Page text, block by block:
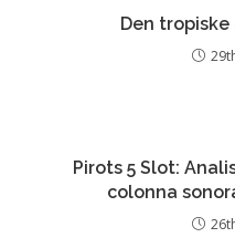
Den tropiske
Pirots 5 Slot:
colonna